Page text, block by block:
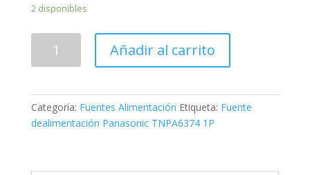
2 disponibles
Añadir al carrito
Categoría: Fuentes Alimentación Etiqueta: Fuente
dealimentación Panasonic TNPA6374 1P